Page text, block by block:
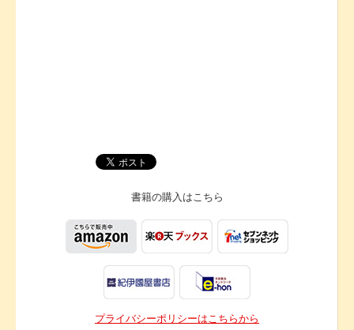
書籍の購入は こちら
プライバシーポリシーはこちらから